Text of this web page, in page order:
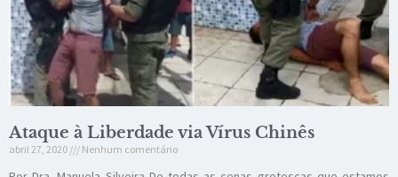
Ataque à Liberdade via Vírus Chinês
abril 27, 2020 Nenhum comentário